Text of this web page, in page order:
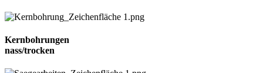
Kernbohrungen
nass/trocken